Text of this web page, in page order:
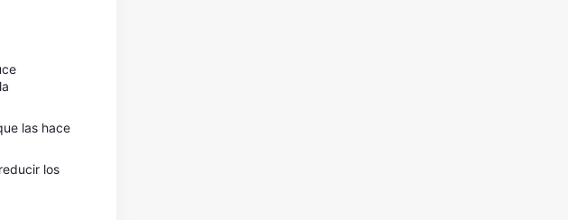
las hace
los